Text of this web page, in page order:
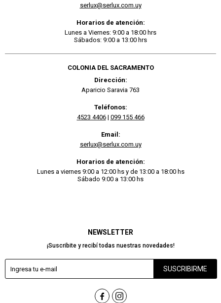
NEWSLETTER
¡Suscribite y recibí todas nuestras novedades!
SUSCRIBIRME
 
serlux@serlux.com.uy
Horarios de atención:
Lunes a Viernes: 9:00 a 18:00 hrs
Sábados: 9:00 a 13:00 hrs
COLONIA DEL SACRAMENTO
Dirección:
Aparicio Saravia 763
Teléfonos:
4523 4406| 099 155 466
Email:
serlux@serlux.com.uy
Horarios de atención:
Lunes a viernes 9:00 a 12:00 hs y de 13:00 a 18:00 hs
Sábado 9:00 a 13:00 hs